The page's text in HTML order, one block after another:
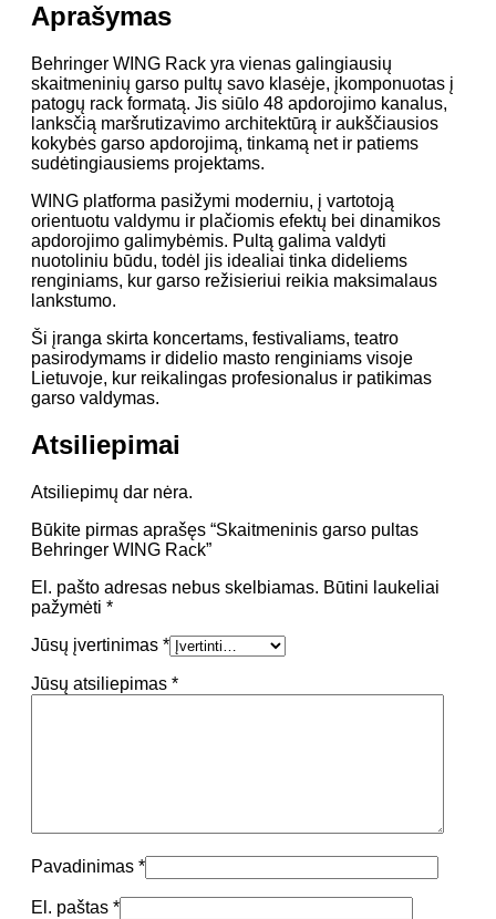
Aprašymas
Behringer WING Rack yra vienas galingiausių
skaitmeninių garso pultų savo klasėje, įkomponuotas į
patogų rack formatą. Jis siūlo 48 apdorojimo kanalus,
lanksčią maršrutizavimo architektūrą ir aukščiausios
kokybės garso apdorojimą, tinkamą net ir patiems
sudėtingiausiems projektams.
WING platforma pasižymi moderniu, į vartotoją
orientuotu valdymu ir plačiomis efektų bei dinamikos
apdorojimo galimybėmis. Pultą galima valdyti
nuotoliniu būdu, todėl jis idealiai tinka dideliems
renginiams, kur garso režisieriui reikia maksimalaus
lankstumo.
Ši įranga skirta koncertams, festivaliams, teatro
pasirodymams ir didelio masto renginiams visoje
Lietuvoje, kur reikalingas profesionalus ir patikimas
garso valdymas.
Atsiliepimai
Atsiliepimų dar nėra.
Būkite pirmas aprašęs “Skaitmeninis garso pultas
Behringer WING Rack”
El. pašto adresas nebus skelbiamas. Būtini laukeliai
pažymėti *
Jūsų įvertinimas *
Jūsų atsiliepimas *
Pavadinimas *
El. paštas *